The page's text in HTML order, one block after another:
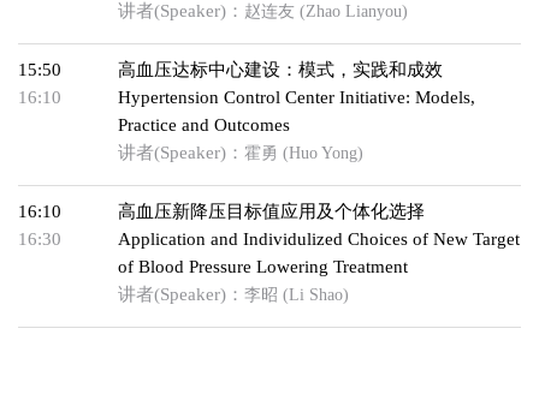
讲者(Speaker)： 赵连友 (Zhao Lianyou)
15:50
16:10
高血压达标中心建设：模式，实践和成效
Hypertension Control Center Initiative: Models,
Practice and Outcomes
讲者(Speaker)：霍勇 (Huo Yong)
16:10
16:30
高血压新降压目标值应用及个体化选择
Application and Individulized Choices of New Target
of Blood Pressure Lowering Treatment
讲者(Speaker)：李昭 (Li Shao)